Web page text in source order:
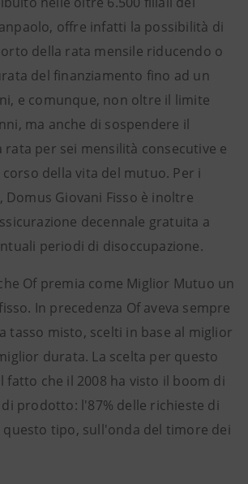
offre infatti la possibilità di
della rata mensile riducendo o
del finanziamento fino ad un
e comunque, non oltre il limite
ma anche di sospendere il
rata per sei mensilità consecutive e
della vita del mutuo. Per i
Giovani Fisso è inoltre
decennale gratuita a
periodi di disoccupazione.
Of premia come Miglior Mutuo un
In precedenza Of aveva sempre
tasso misto, scelti in base al miglior
durata. La scelta per questo
fatto che il 2008 ha visto il boom di
prodotto: l'87% delle richieste di
tipo, sull'onda del timore dei